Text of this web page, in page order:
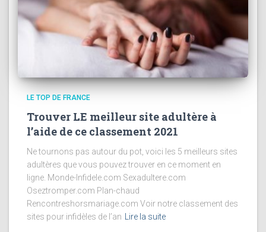
LE TOP DE FRANCE
Trouver LE meilleur site adultère à
l’aide de ce classement 2021
Ne tournons pas autour du pot, voici les 5 meilleurs sites
adultères que vous pouvez trouver en ce moment en
ligne. Monde-Infidele.com Sexadultere.com
Oseztromper.com Plan-chaud
Rencontreshorsmariage.com Voir notre classement des
sites pour infidèles de l’an
Lire la suite